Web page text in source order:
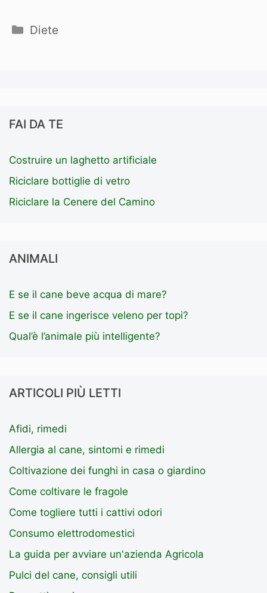
Categorie
Diete
FAI DA TE
Costruire un laghetto artificiale
Riciclare bottiglie di vetro
Riciclare la Cenere del Camino
ANIMALI
E se il cane beve acqua di mare?
E se il cane ingerisce veleno per topi?
Qual’è l’animale più intelligente?
ARTICOLI PIÙ LETTI
Afidi, rimedi
Allergia al cane, sintomi e rimedi
Coltivazione dei funghi in casa o giardino
Come coltivare le fragole
Come togliere tutti i cattivi odori
Consumo elettrodomestici
La guida per avviare un'azienda Agricola
Pulci del cane, consigli utili